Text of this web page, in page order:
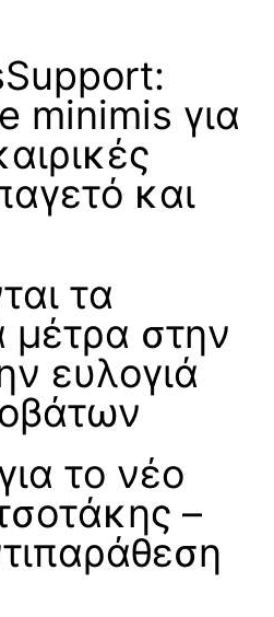
minimis για
και
τα
μέτρα στην
ευλογιά
το νέο
–